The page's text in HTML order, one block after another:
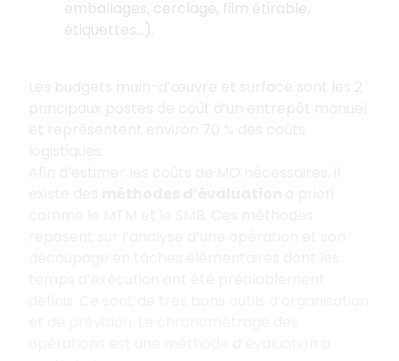
emballages, cerclage, film étirable,
étiquettes…).